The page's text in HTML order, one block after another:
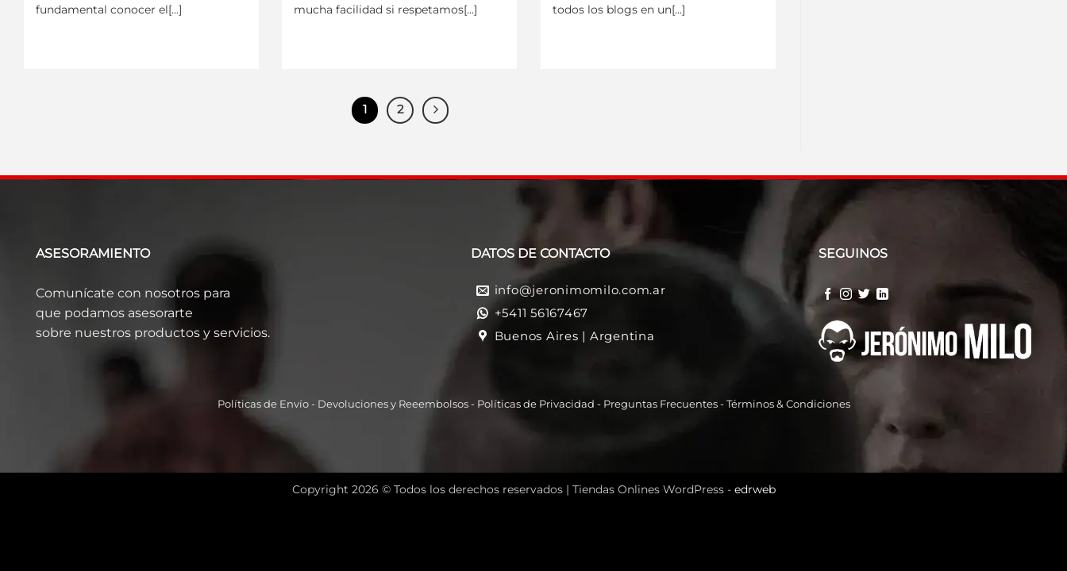
fundamental conocer el[...]
mucha facilidad si respetamos[...]
todos los blogs en un[...]
1 2
ASESORAMIENTO
Comunícate con nosotros para
que podamos asesorarte
sobre nuestros productos y servicios.
DATOS DE CONTACTO
info@jeronimomilo.com.ar
+5411 56167467
Buenos Aires | Argentina
SEGUINOS
Políticas de Envío- Devoluciones y Reeembolsos - Políticas de Privacidad - Preguntas Frecuentes- Términos & Condiciones
Copyright 2026 © Todos los derechos reservados | Tiendas Onlines WordPress - edrweb